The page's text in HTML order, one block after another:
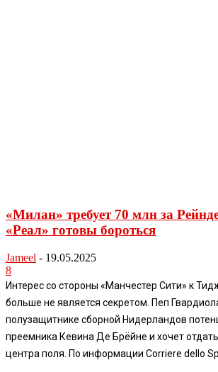
«Милан» требует 70 млн за
«Реал» готовы бороться
Jameel - 19.05.2025
8
Интерес со стороны «Манчестер Сити» к
больше не является секретом. Пеп
полузащитнике сборной Нидерландов
преемника Кевина Де Брёйне и хочет
центра поля. По информации Corriere dello